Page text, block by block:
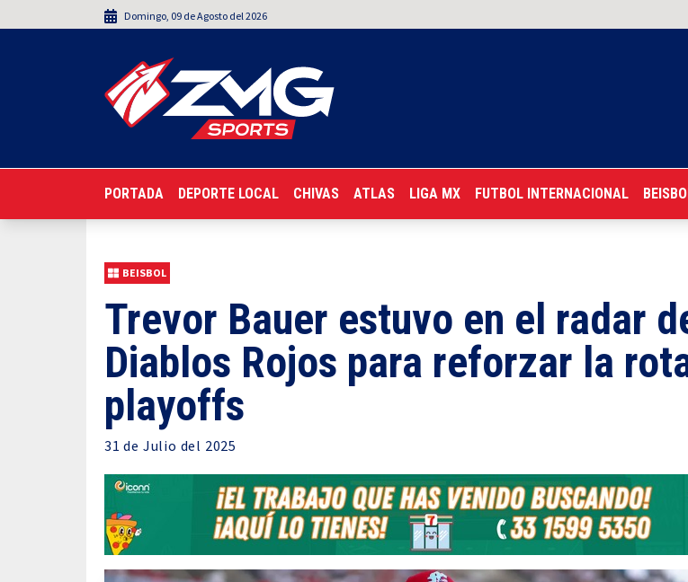
Domingo, 09 deAgosto del 2026
PORTADA DEPORTE LOCAL CHIVAS ATLAS LIGA MX FUTBOL INTERNACIONAL
BEISBOL
Trevor Bauer estuvo en el radar
Diablos Rojos para reforzar la
playoffs
31 de Julio del 2025